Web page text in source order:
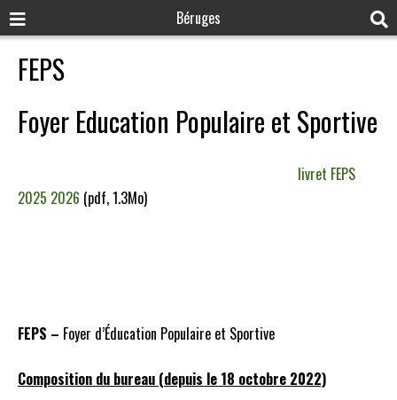
Béruges
FEPS
Foyer Education Populaire et Sportive
livret FEPS
2025 2026 (pdf, 1.3Mo)
FEPS – Foyer d’Éducation Populaire et Sportive
Composition du bureau (depuis le 18 octobre 2022)